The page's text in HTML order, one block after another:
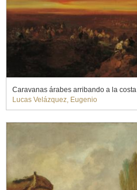
Caravanas árabes arribando a la costa
Lucas Velázquez, Eugenio